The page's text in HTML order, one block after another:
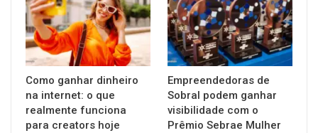
Como ganhar dinheiro
na internet: o que
realmente funciona
para creators hoje
Empreendedoras de
Sobral podem ganhar
visibilidade com o
Prêmio Sebrae Mulher